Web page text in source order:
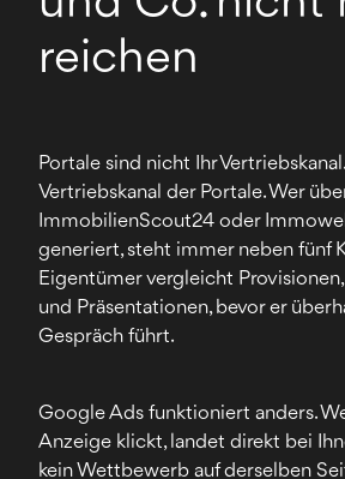
reichen
Portale sind nicht Ihr
Vertriebskanal der Portale. Wer
ImmobilienScout24 oder
generiert, steht immer neben fünf
Eigentümer vergleicht
und Präsentationen, bevor er
Gespräch führt.
Google Ads funktioniert anders.
Anzeige klickt, landet direkt bei
kein Wettbewerb auf derselben